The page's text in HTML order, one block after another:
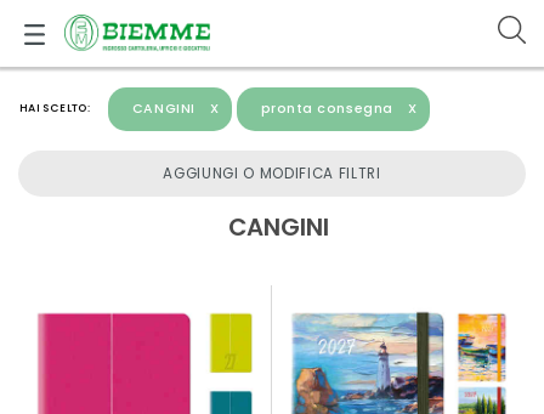
HAI SCELTO: CANGINI X pronta consegna X
AGGIUNGI O MODIFICA FILTRI
CANGINI